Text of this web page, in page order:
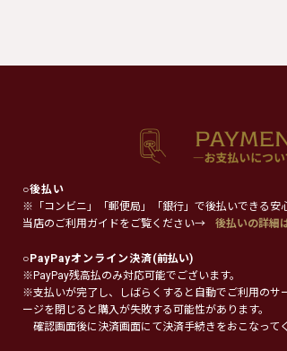
○後払い
※「コンビニ」「郵便局」「銀行」で後払いできる安
当店のご利用ガイドをご覧ください→
後払いの詳細
○PayPayオンライン決済(前払い)
※PayPay残高払のみ対応可能でございます。
※支払いが完了し、しばらくすると自動でご利用のサ
ージを閉じると購入が失敗する可能性があります。
確認画面後に決済画面にて決済手続きをおこなって